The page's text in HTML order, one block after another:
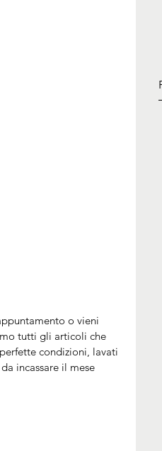
o vieni
tutti gli articoli che
condizioni, lavati
incassare il mese